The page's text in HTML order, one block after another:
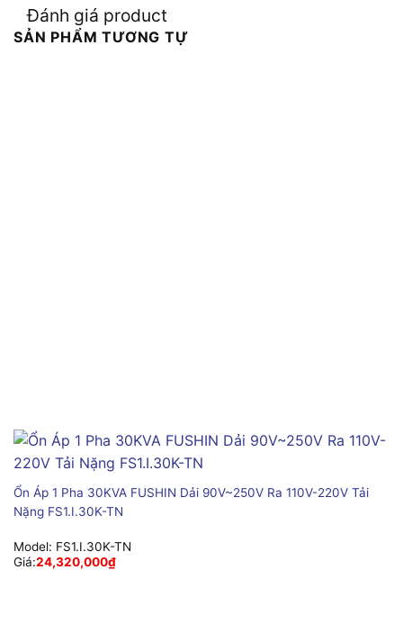
Đánh giá product
SẢN PHẨM TƯƠNG TỰ
Ổn Áp 1 Pha 30KVA FUSHIN Dải 90V~250V Ra 110V-220V Tải
Nặng FS1.I.30K-TN
Model: FS1.I.30K-TN
Giá:24,320,000₫